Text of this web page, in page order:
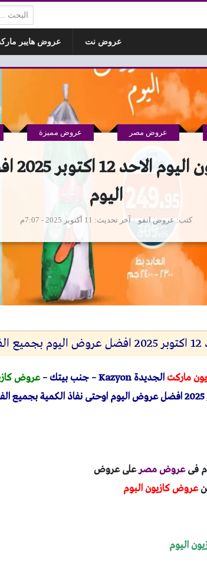
البحث:
عروض نت عروض هايبر
عروض
اليوم
كتب عروض انفو
عروض مصر عروض مميزة
آخر تحديث 11 أكتوبر 2025 - 7:07م
ماركتالجديدة Kazyon– جنب بيتك –عروض
فىعروض مصرعلى عروض
عروض كازيون البوم
اليوم